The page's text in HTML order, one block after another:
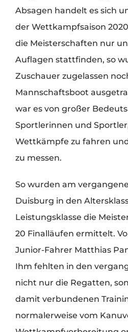
Absagen handelt es sich
der Wettkampfsaison
die Meisterschaften nur
Auflagen stattfinden, so
Zuschauer zugelassen
Mannschaftsboot
war es von großer
Sportlerinnen und
Wettkämpfe zu fahren
zu messen.
So wurden am
Duisburg in den
Leistungsklasse die
20 Finalläufen ermittelt.
Junior-Fahrer Matthias
Ihm fehlten in den
nicht nur die Regatten,
damit verbundenen
normalerweise vom